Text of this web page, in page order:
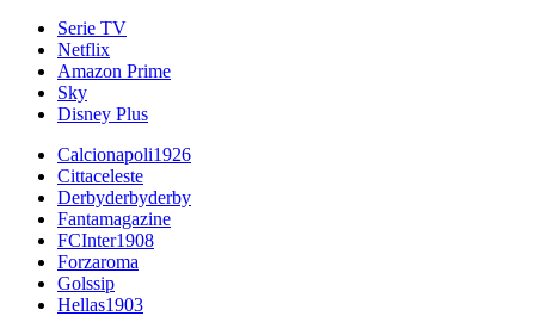
Serie TV
Netflix
Amazon Prime
Sky
Disney Plus
Calcionapoli1926
Cittaceleste
Derbyderbyderby
Fantamagazine
FCInter1908
Forzaroma
Golssip
Hellas1903